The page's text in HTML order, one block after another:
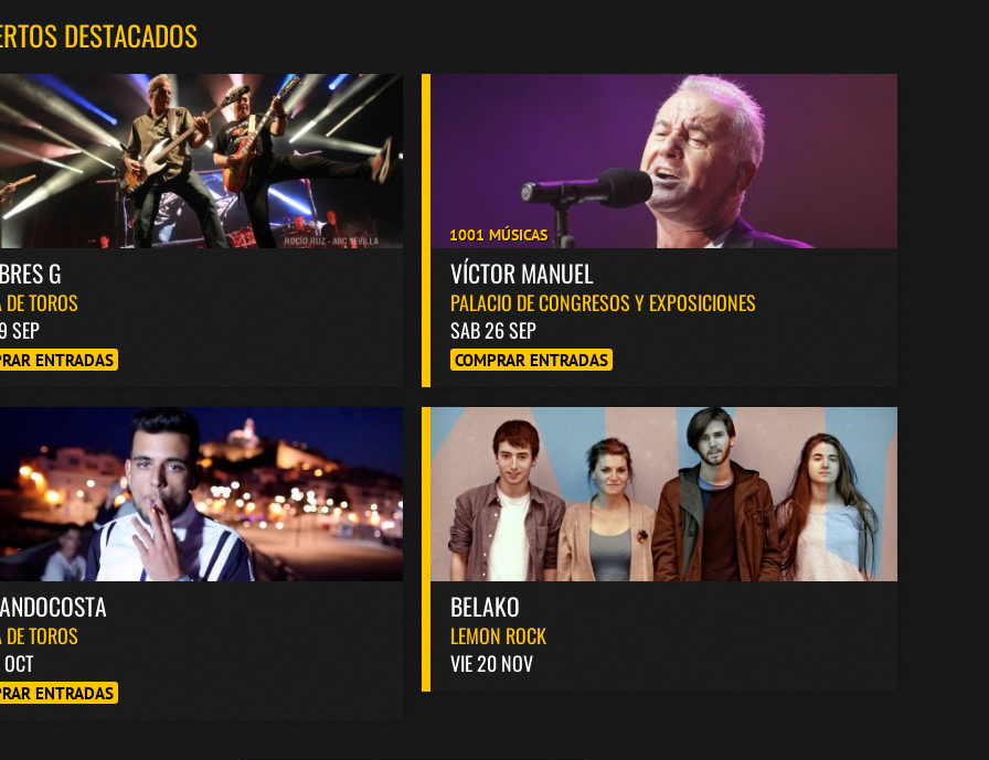
DESTACADOS
G
TOROS
SEP
ENTRADAS
1001 MÚSICAS
VÍCTOR MANUEL
PALACIO DE CONGRESOS Y EXPOSICIONES
SAB 26 SEP
COMPRAR ENTRADAS
TOROS
ENTRADAS
BELAKO
LEMON ROCK
VIE 20 NOV